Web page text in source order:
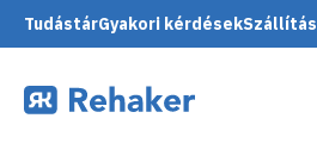
TudástárGyakori kérdésekSzállítás